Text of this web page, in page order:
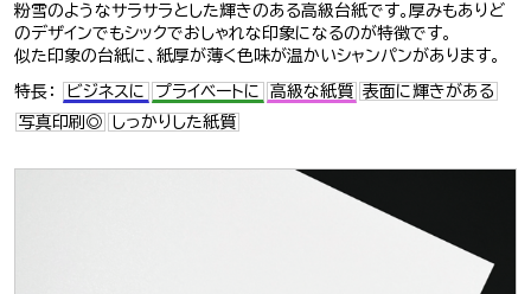
粉雪のようなサラサラとした輝きのある高級台紙です。厚みもありど
のデザインでもシックでおしゃれな印象になるのが特徴です。
似た印象の台紙に、紙厚が薄く色味が温かいシャンパンがあります。
特長： ビジネスに プライベートに 高級な紙質
表面に輝きがある
写真印刷◎
しっかりした紙質